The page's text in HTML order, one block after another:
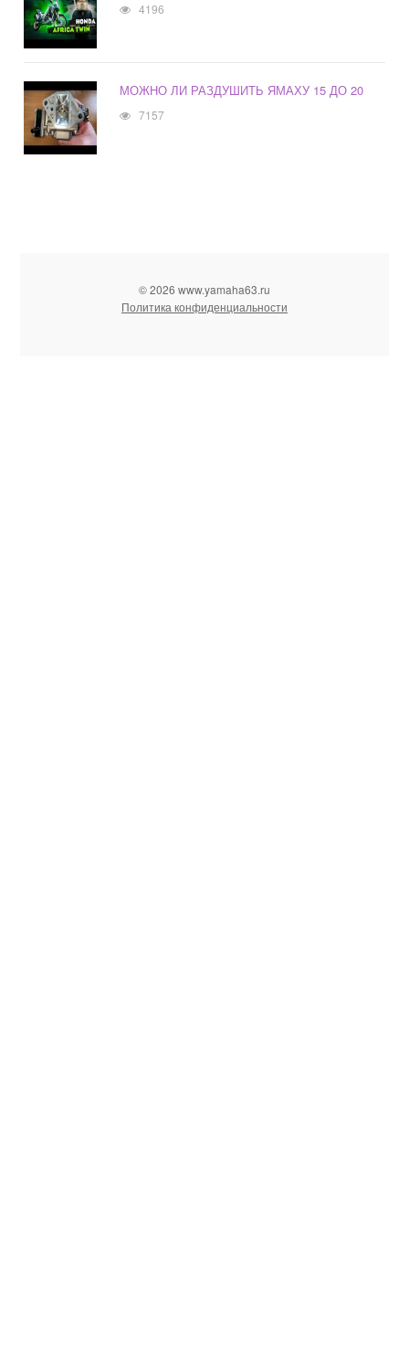
4196
МОЖНО ЛИ РАЗДУШИТЬ ЯМАХУ 15 ДО 20
7157
© 2026 www.yamaha63.ru
Политика конфиденциальности